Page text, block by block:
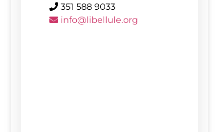
351 588 9033
info@libellule.org